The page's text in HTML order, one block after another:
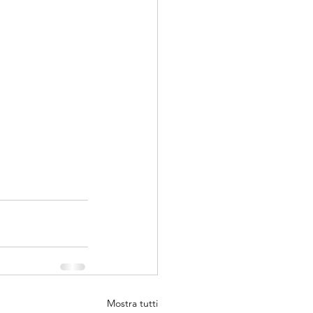
Mostra tutti